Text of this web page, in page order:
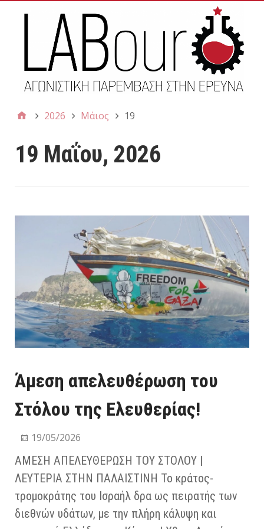
2026 Μάιος 19
19 Μαΐου, 2026
Άμεση απελευθέρωση του
Στόλου της Ελευθερίας!
19/05/2026
ΑΜΕΣΗ ΑΠΕΛΕΥΘΕΡΩΣΗ ΤΟΥ ΣΤΟΛΟΥ |
ΛΕΥΤΕΡΙΑ ΣΤΗΝ ΠΑΛΑΙΣΤΙΝΗ Το κράτος-
τρομοκράτης του Ισραήλ δρα ως πειρατής των
διεθνών υδάτων, με την πλήρη κάλυψη και